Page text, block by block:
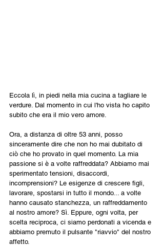
Eccola lì, in piedi nella mia cucina a tagliare le
verdure. Dal momento in cui l'ho vista ho capito
subito che era il mio vero amore.
Ora, a distanza di oltre 53 anni, posso
sinceramente dire che non ho mai dubitato di
ciò che ho provato in quel momento. La mia
passione si è a volte raffreddata? Abbiamo mai
sperimentato tensioni, disaccordi,
incomprensioni? Le esigenze di crescere figli,
lavorare, spostarsi in tutto il mondo... a volte
hanno causato stanchezza, un raffreddamento
al nostro amore? Sì. Eppure, ogni volta, per
scelta reciproca, ci siamo perdonati a vicenda e
abbiamo premuto il pulsante "riavvio" del nostro
affetto.